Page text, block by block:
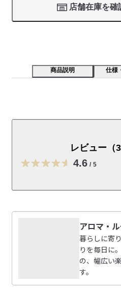
店舗在庫を確
商品説明 仕様
ドし、みずみずしく華やか
香料無添加_/_無着色_/_無鉱
（すべての方にアレルギー
・素早く肌になじみ、べたつか
ひのき＆ラベンダー：リラックス
レビュー（
4.6 / 5
好きな香りで、塗ったあとも
アロマ・
暮らしに寄
りを毎日に
の、幅広い
す。